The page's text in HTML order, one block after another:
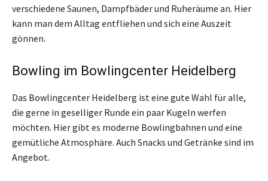
verschiedene Saunen, Dampfbäder und Ruheräume an. Hier
kann man dem Alltag entfliehen und sich eine Auszeit
gönnen.
Bowling im Bowlingcenter Heidelberg
Das Bowlingcenter Heidelberg ist eine gute Wahl für alle,
die gerne in geselliger Runde ein paar Kugeln werfen
möchten. Hier gibt es moderne Bowlingbahnen und eine
gemütliche Atmosphäre. Auch Snacks und Getränke sind im
Angebot.